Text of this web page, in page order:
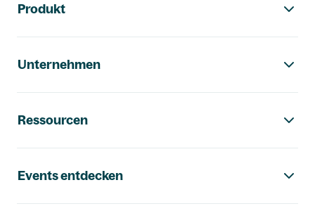
Produkt
Unternehmen
Ressourcen
Events entdecken